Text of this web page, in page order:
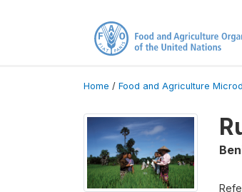
Home / Food and Agriculture